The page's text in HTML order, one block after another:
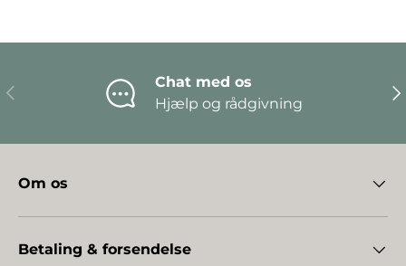
Forrige
Chat med os
Hjælp og rådgivning
Om os
Betaling & forsendelse